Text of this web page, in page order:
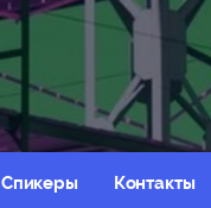
Спикеры Контакты